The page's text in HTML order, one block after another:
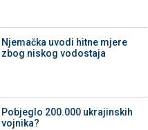
Njemačka uvodi hitne mjere
zbog niskog vodostaja
Pobjeglo 200.000 ukrajinskih
vojnika?